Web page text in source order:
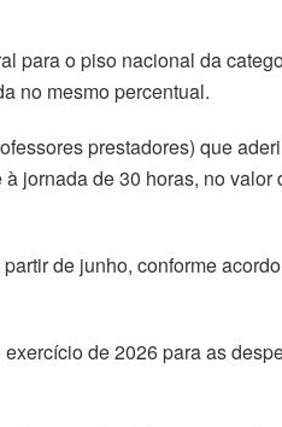
para o piso nacional da
no mesmo percentual.
prestadores) que
jornada de 30 horas, no valor
de junho, conforme
de 2026 para as